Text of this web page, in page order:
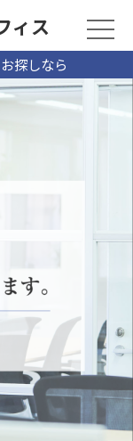
探しなら
ィス
定額が発表され